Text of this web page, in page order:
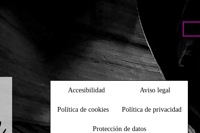
Accesibilidad Aviso legal
Política de cookies Política de privacidad
Protección de datos